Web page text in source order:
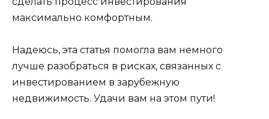
максимально комфортным.
Надеюсь, эта статья помогла вам немного
лучше разобраться в рисках, связанных с
инвестированием в зарубежную
недвижимость. Удачи вам на этом пути!